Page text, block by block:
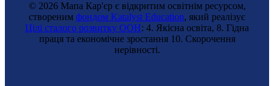
© 2026 Мапа Кар'єр є відкритим освітнім ресурсом,
створеним фондом Katalyst Education, який реалізує
Цілі сталого розвитку ООН: 4. Якісна освіта, 8. Гідна
праця та економічне зростання 10. Cкорочення
нерівності.